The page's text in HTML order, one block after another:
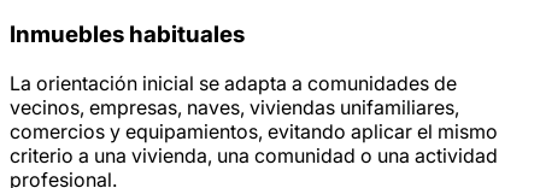
Inmuebles habituales
La orientación inicial se adapta a comunidades de
vecinos, empresas, naves, viviendas unifamiliares,
comercios y equipamientos, evitando aplicar el mismo
criterio a una vivienda, una comunidad o una actividad
profesional.